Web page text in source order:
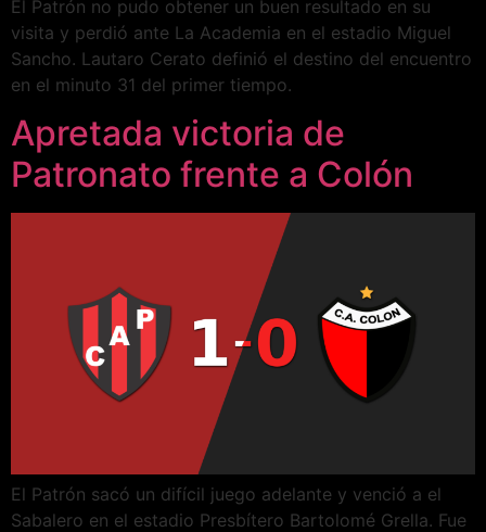
El Patrón no pudo obtener un buen resultado en su
visita y perdió ante La Academia en el estadio Miguel
Sancho. Lautaro Cerato definió el destino del encuentro
en el minuto 31 del primer tiempo.
Apretada victoria de
Patronato frente a Colón
El Patrón sacó un difícil juego adelante y venció a el
Sabalero en el estadio Presbítero Bartolomé Grella. Fue